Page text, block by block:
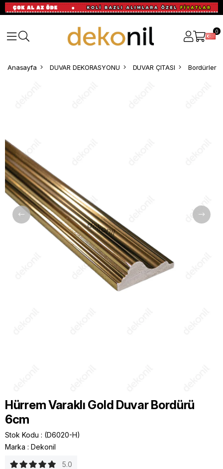
0
Anasayfa DUVAR DEKORASYONU DUVAR ÇITASI Bordürler
Hürrem Varaklı Gold Duvar Bordürü
6cm
Stok Kodu
(D6020-H)
Marka : Dekonil
5.0